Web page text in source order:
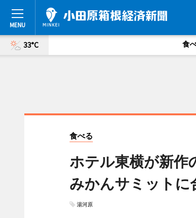
33°C 食
食べる
ホテル東横が新作
みかんサミットに
湯河原